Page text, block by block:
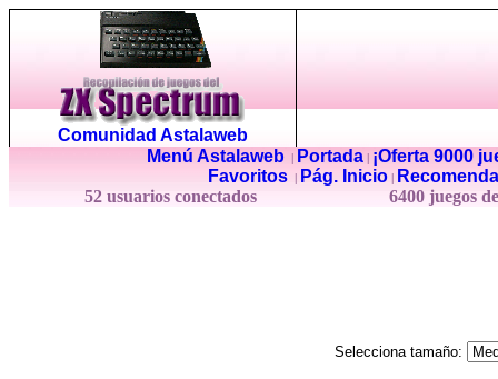
Comunidad Astalaweb
Menú Astalaweb| Portada|
¡Oferta 9000
Favoritos
Pág. Inicio
52 usuarios conectados
6400 juegos
Selecciona tamaño: